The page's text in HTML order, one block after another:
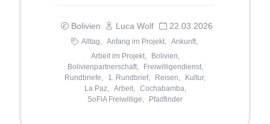
Bolivien Luca Wolf 22.03.2026
Alltag, Anfang im Projekt,
Ankunft,
Arbeit im Projekt,
Bolivien,
Bolivienpartnerschaft,
Freiwilligendienst,
Rundbriefe,
1. Rundbrief, Reisen,
Kultur,
La Paz,
Arbeit,
Cochabamba,
SoFiA Freiwillige,
Pfadfinder